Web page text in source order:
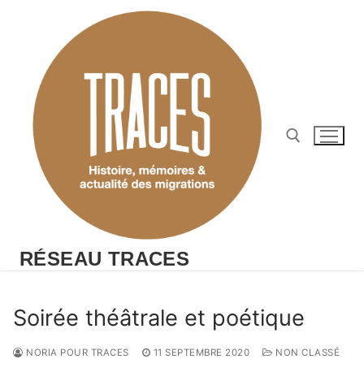
RÉSEAU TRACES
Soirée théâtrale et poétique
NORIA POUR TRACES 11 SEPTEMBRE 2020 NON CLASSÉ